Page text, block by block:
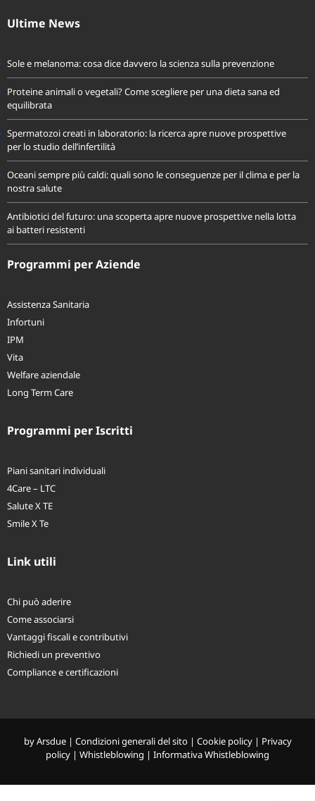
Ultime News
Sole e melanoma: cosa dice davvero la scienza sulla prevenzione
Proteine animali o vegetali? Come scegliere per una dieta sana ed
equilibrata
Spermatozoi creati in laboratorio: la ricerca apre nuove prospettive
per lo studio dell’infertilità
Oceani sempre più caldi: quali sono le conseguenze per il clima e per la
nostra salute
Antibiotici del futuro: una scoperta apre nuove prospettive nella lotta
ai batteri resistenti
Programmi per Aziende
Assistenza Sanitaria
Infortuni
IPM
Vita
Welfare aziendale
Long Term Care
Programmi per Iscritti
Piani sanitari individuali
4Care – LTC
Salute X TE
Smile X Te
Link utili
Chi può aderire
Come associarsi
Vantaggi fiscali e contributivi
Richiedi un preventivo
Compliance e certificazioni
byArsdue| Condizioni generali del sito| Cookie policy| Privacy
policy | Whistleblowing | Informativa Whistleblowing